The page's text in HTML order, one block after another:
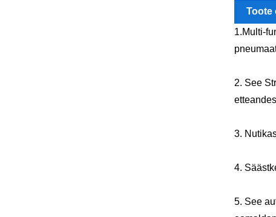
Toote
1.Multi-
2. See
3.
4.
5. See